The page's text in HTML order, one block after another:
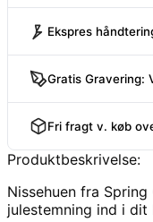
Ekspres
Gratis Gravering:
Fri fragt v. køb
Produktbeskrivelse:
Nissehuen fra
julestemning ind i dit